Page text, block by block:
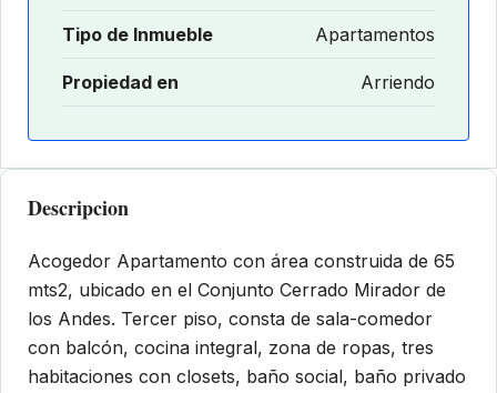
Tipo de Inmueble Apartamentos
Propiedad en Arriendo
Descripcion
Acogedor Apartamento con área construida de 65
mts2, ubicado en el Conjunto Cerrado Mirador de
los Andes. Tercer piso, consta de sala-comedor
con balcón, cocina integral, zona de ropas, tres
habitaciones con closets, baño social, baño privado